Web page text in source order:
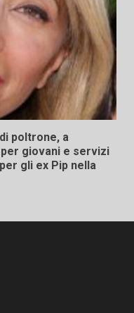
poltrone, a
giovani e servizi
gli ex Pip nella